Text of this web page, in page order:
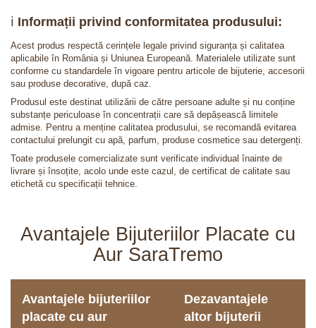
ℹ️ Informații privind conformitatea produsului:
Acest produs respectă cerințele legale privind siguranța și calitatea
aplicabile în România și Uniunea Europeană. Materialele utilizate sunt
conforme cu standardele în vigoare pentru articole de bijuterie, accesorii
sau produse decorative, după caz.
Produsul este destinat utilizării de către persoane adulte și nu conține
substanțe periculoase în concentrații care să depășească limitele
admise. Pentru a menține calitatea produsului, se recomandă evitarea
contactului prelungit cu apă, parfum, produse cosmetice sau detergenți.
Toate produsele comercializate sunt verificate individual înainte de
livrare și însoțite, acolo unde este cazul, de certificat de calitate sau
etichetă cu specificații tehnice.
Avantajele Bijuteriilor Placate cu
Aur SaraTremo
Avantajele bijuteriilor
placate cu aur
Dezavantajele
altor bijuterii